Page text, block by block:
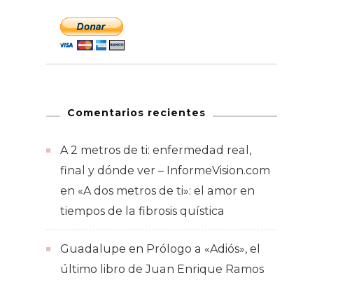
Comentarios recientes
A 2 metros de ti: enfermedad real,
final y dónde ver – InformeVision.com
en «A dos metros de ti»: el amor en
tiempos de la fibrosis quística
Guadalupe en Prólogo a «Adiós», el
último libro de Juan Enrique Ramos